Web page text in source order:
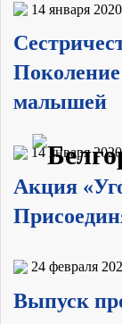
14 января 2020
малышей
14 января 2020
Акция
24 февраля
Выпуск